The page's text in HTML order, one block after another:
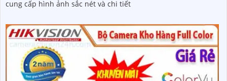
cung cấp hình ảnh sắc nét và chi tiết